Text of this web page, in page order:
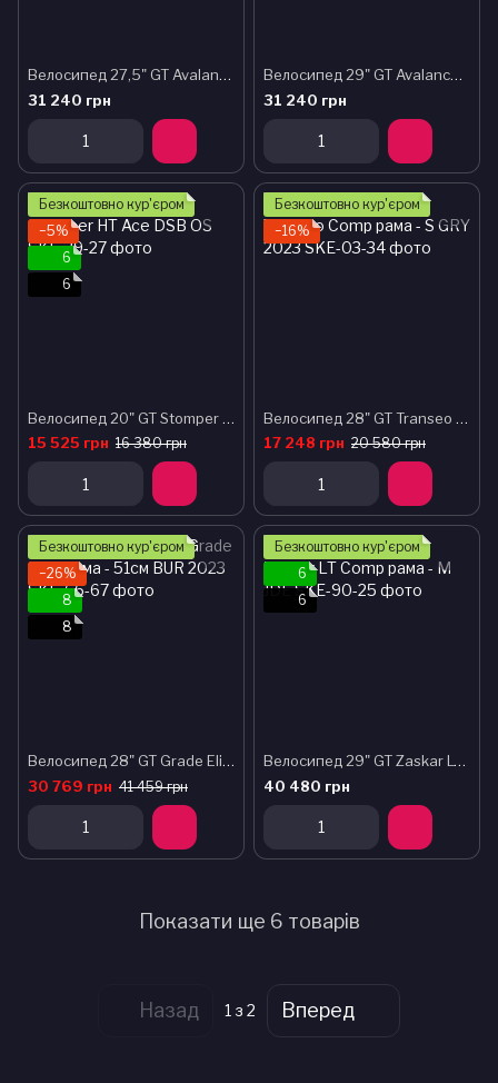
Велосипед 27,5" GT Avalanche Comp 2025 рама - S MGN
31 240 грн
Велосипед 29" GT Avalanche Comp 2025 рама - M DTE
31 240 грн
Безкоштовно кур'єром
−5%
6
6
Велосипед 20" GT Stomper HT Ace DSB OS
15 525 грн 16 380 грн
Безкоштовно кур'єром
−16%
Велосипед 28" GT Transeo Comp рама - S GRY 2023
17 248 грн 20 580 грн
Безкоштовно кур'єром
−26%
8
8
Велосипед 28" GT Grade Elite рама - 51см BUR 2023
30 769 грн 41 459 грн
Безкоштовно кур'єром
6
6
Велосипед 29" GT Zaskar LT Comp рама - M JDE
40 480 грн
Показати ще 6 товарів
Назад 1 з 2 Вперед